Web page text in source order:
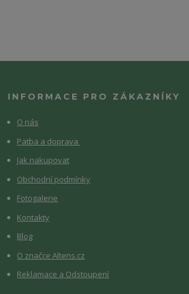
INFORMACE PRO ZÁKAZNÍKY
O nás
Patba a doprava
Jak nakupovat
Obchodní podmínky
Fotogalerie
Kontakty
Blog
O značce Altens.cz
Reklamace a Odstoupení